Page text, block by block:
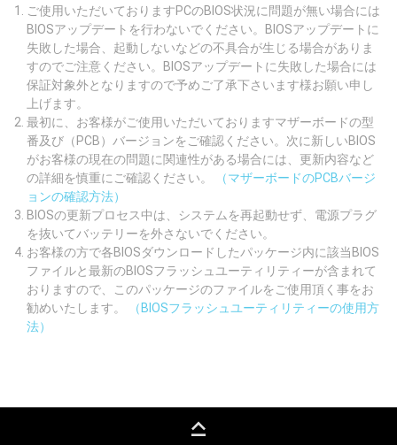
ご使用いただいておりますPCのBIOS状況に問題が無い場合には
BIOSアップデートを行わないでください。BIOSアップデートに
失敗した場合、起動しないなどの不具合が生じる場合がありま
すのでご注意ください。BIOSアップデートに失敗した場合には
保証対象外となりますので予めご了承下さいます様お願い申し
上げます。
最初に、お客様がご使用いただいておりますマザーボードの型
番及び（PCB）バージョンをご確認ください。次に新しいBIOS
がお客様の現在の問題に関連性がある場合には、更新内容など
の詳細を慎重にご確認ください。
（マザーボードのPCBバージ
ョンの確認方法）
BIOSの更新プロセス中は、システムを再起動せず、電源プラグ
を抜いてバッテリーを外さないでください。
お客様の方で各BIOSダウンロードしたパッケージ内に該当BIOS
ファイルと最新のBIOSフラッシュユーティリティーが含まれて
おりますので、このパッケージのファイルをご使用頂く事をお
勧めいたします。
（BIOSフラッシュユーティリティーの使用方
法）
keyboard_capslock